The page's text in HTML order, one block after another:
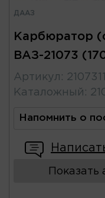
ДААЗ
Карбюратор
ВАЗ-21073
Артикул :
Каталожный :
Напомнить о
Показать